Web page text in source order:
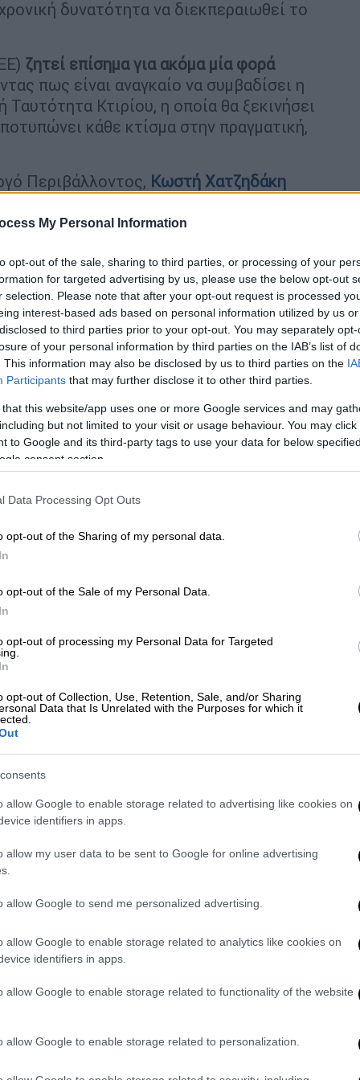
My Personal Information
opt-out of the sale, sharing to third parties, or processing of your
for targeted advertising by us, please use the below opt-out
selection. Please note that after your opt-out request is processed
interest-based ads based on personal information utilized by us
to third parties prior to your opt-out. You may separately
of your personal information by third parties on the IAB’s list of
This information may also be disclosed by us to third parties on the
Participants that may further disclose it to other third parties.
that this website/app uses one or more Google services and may
but not limited to your visit or usage behaviour. You may
to Google and its third-party tags to use your data for below
consent section.
Data Processing Opt Outs
opt-out of the Sharing of my personal data.
opt-out of the Sale of my Personal Data.
opt-out of processing my Personal Data for Targeted
opt-out of Collection, Use, Retention, Sale, and/or Sharing
Data that Is Unrelated with the Purposes for which it
allow Google to enable storage related to advertising like cookies on
identifiers in apps.
allow my user data to be sent to Google for online advertising
allow Google to send me personalized advertising.
allow Google to enable storage related to analytics like cookies on
identifiers in apps.
allow Google to enable storage related to functionality of the website
allow Google to enable storage related to personalization.
δυνατότητα να διεκπεραιωθεί το
ζητεί επίσημα για ακόμα μία φορά
πως είναι αναγκαίο να συμβαδίσει η
Κτιρίου, η οποία θα ξεκινήσει
κάθε κτίσμα στην πραγματική,
Περιβάλλοντος, Κωστή Χατζηδάκη
δηλώσεων αυθαίρετων
επιστολή του τα προβλήματα που έχουν
αλλά και των έκτακτων συνθηκών και
νέων δηλώσεων αυθαιρέτων,
έχει ενδιαφερθεί ο ιδιοκτήτης και ο
τις υποχρεώσεις του.
αδύνατον να ενταχθούν δηλώσεις
που θα δημιουργηθούν από αυτό.
τη μετάθεση τουλάχιστον για ένα
– περαίωσης υφιστάμενων –
των εκκρεμών δικαιολογητικών,
που αναλαμβάνουν τώρα οι μηχανικοί
δηλώσεων και περαίωσης
27.000 χρήστες του πληροφοριακού
ΤΕΕ) που έχουν αναλάβει από την
αυθαίρετη κατασκευή που οι
«κάνουν κάθε δυνατή προσπάθεια
που καταγράφεται αλλά δεδομένων των
αδύνατο, ειδικά για τα αυθαίρετα
κατηγορία αυθαιρέτων απαιτείται
σύγκριση με κάθε σχετικό
πολίτης στη διάθεσή του. Αν δεν έχει ο
ο μηχανικός υποχρεούται να τα
– πλέον της δικής του προσωπικής
της αυθαιρεσίας και των λεπτομερειών
αποτελούν προϋπόθεση τόσο για την
όσο και για τον υπολογισμό παραβόλου
εν τέλει να προχωρήσει στις ρυθμίσεις
περιπτώσεις που είναι αδύνατον να
με τα βασικότερα προβλήματα
που βρίσκεται το ακίνητο, ώστε να
στις ρυθμίσεις αυθαιρέτων
στο αρχείο του ιδιοκτήτη